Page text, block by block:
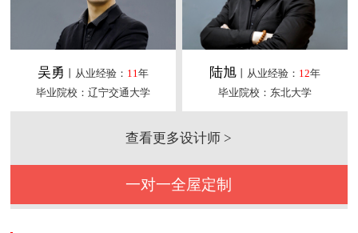
吴勇 丨从业经验： 11年
毕业院校：辽宁交通大学
陆旭丨从业经验： 12年
毕业院校：东北大学
查看更多设计师 >
一对一全屋定制